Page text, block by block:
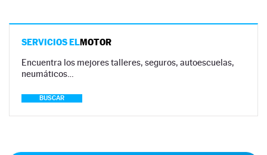
SERVICIOS ELMOTOR
Encuentra los mejores talleres, seguros, autoescuelas,
neumáticos…
BUSCAR